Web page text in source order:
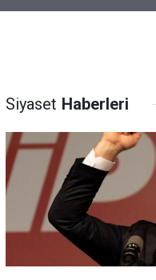
Siyaset Haberleri